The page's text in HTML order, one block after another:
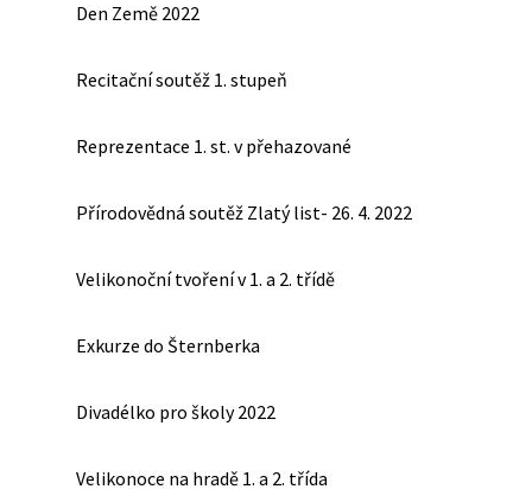
Den Země 2022
Recitační soutěž 1. stupeň
Reprezentace 1. st. v přehazované
Přírodovědná soutěž Zlatý list- 26. 4. 2022
Velikonoční tvoření v 1. a 2. třídě
Exkurze do Šternberka
Divadélko pro školy 2022
Velikonoce na hradě 1. a 2. třída